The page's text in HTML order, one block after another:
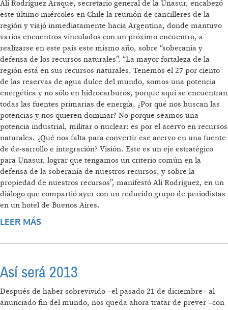
Alí Rodríguez Araque, secretario general de la Unasur, encabezó
este último miércoles en Chile la reunión de cancilleres de la
región y viajó inmediatamente hacia Argentina, donde mantuvo
varios encuentros vinculados con un próximo encuentro, a
realizarse en este país este mismo año, sobre “soberanía y
defensa de los recursos naturales”. “La mayor fortaleza de la
región está en sus recursos naturales. Tenemos el 27 por ciento
de las reservas de agua dulce del mundo, somos una potencia
energética y no sólo en hidrocarburos, porque aquí se encuentran
todas las fuentes primarias de energía. ¿Por qué nos buscan las
potencias y nos quieren dominar? No porque seamos una
potencia industrial, militar o nuclear: es por el acervo en recursos
naturales. ¿Qué nos falta para convertir ese acervo en una fuente
de de-sarrollo e integración? Visión. Este es un eje estratégico
para Unasur, lograr que tengamos un criterio común en la
defensa de la soberanía de nuestros recursos, y sobre la
propiedad de nuestros recursos”, manifestó Alí Rodríguez, en un
diálogo que compartió ayer con un reducido grupo de periodistas
en un hotel de Buenos Aires.
LEER MÁS
Así será 2013
Después de haber sobrevivido –el pasado 21 de diciembre– al
anunciado fin del mundo, nos queda ahora tratar de prever –con